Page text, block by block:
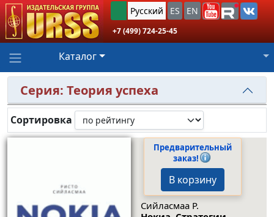
Русский ES EN
+7 (499) 724-25-45
Каталог
Серия: Теория успеха
Сортировка
Предварительный
заказ!
В корзину
Сийласмаа Р.